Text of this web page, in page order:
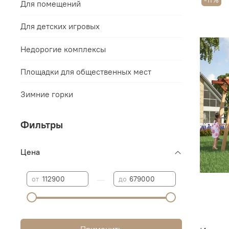
Для помещений
Для детских игровых
Недорогие комплексы
Площадки для общественных мест
Зимние горки
Фильтры
Цена
от до